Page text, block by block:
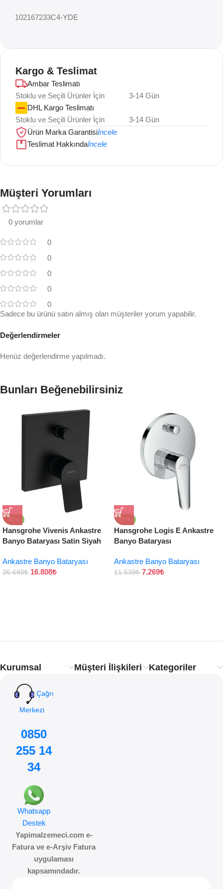
102167233C4-YDE
Kargo & Teslimat
Ambar Teslimatı
Stoklu ve Seçili Ürünler İçin
3-14 Gün
DHL Kargo Teslimatı
Stoklu ve Seçili Ürünler İçin
3-14 Gün
Ürün Marka Garantisiİncele
Teslimat Hakkındaİncele
Müşteri Yorumları
0 yorumlar
0
0
0
0
0
Değerlendirmeler
Henüz değerlendirme yapılmadı.
Sadece bu ürünü satın almış olan müşteriler yorum yapabilir.
Bunları Beğenebilirsiniz
-37%
Hansgrohe Vivenis Ankastre
Banyo Bataryası Satin Siyah
Ankastre Banyo Bataryası
26.680₺ 16.808₺
-37%
Hansgrohe Logis E Ankastre
Banyo Bataryası
Ankastre Banyo Bataryası
11.539₺ 7.269₺
Kurumsal Müşteri İlişkileri Kategoriler
Çağrı
Merkezi
0850
255 14
34
Whatsapp
Destek
Yapimalzemeci.com e-
Fatura ve e-Arşiv Fatura
uygulaması
kapsamındadır.